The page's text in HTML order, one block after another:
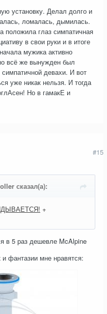
установку. Делал долго и
ломалась, дымилась.
положила глаз симпатичная
в свои руки и в итоге
мужика активно
всё же вынужден был
девахи. И вот
уже никак нельзя. И тогда
Но в гамакЕ и
#15
сказал(а):
+
в 5 раз дешевле McAlpine
фантазии мне нравятся: